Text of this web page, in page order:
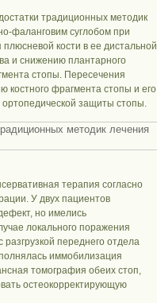
традиционных методик
фаланговим суглобом при
кости в ее дистальной
и снижению плантарного
стопы. Пересечения
костного фрагмента стопы и его
защиты стопы.
терапия согласно
У двух пациентов
но имелись
локального поражения
переднего отдела
иммобилизация
томография обеих стоп,
остеокорректирующую